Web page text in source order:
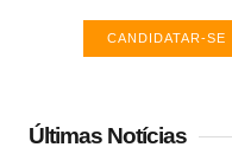
CANDIDATAR-SE
Últimas Notícias